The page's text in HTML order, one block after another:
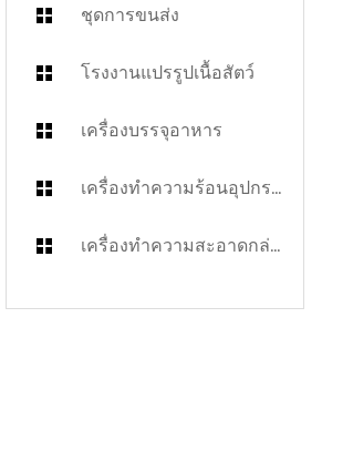
ชุดการขนส่ง
โรงงานแปรรูปเนื้อสัตว์
เครื่องบรรจุอาหาร
เครื่องทำความร้อนอุปกรณ์ครัว
เครื่องทำความสะอาดกล่อง Turnover